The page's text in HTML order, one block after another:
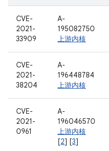
CVE-
2021-
33909
A-
195082750
上游内核
CVE-
2021-
38204
A-
196448784
上游内核
CVE-
2021-
0961
A-
196046570
上游内核
[2] [3]